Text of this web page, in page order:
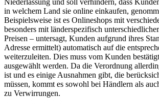
in welchem Land sie online einkaufen,
Beispielsweise ist es Onlineshops mit
besonders mit länderspezifisch
Preisen – untersagt, Kunden aufgrund ihres
Adresse ermittelt) automatisch auf die
weiterzuleiten. Dies muss vom Kunden
ausgewählt werden. Da die Verordnung
ist und es einige Ausnahmen gibt, die
müssen, kommt es sowohl bei Händlern als
zu Verwirrungen.